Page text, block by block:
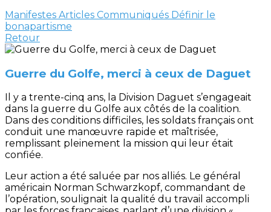
Manifestes Articles Communiqués Définir le
bonapartisme
Retour
Guerre du Golfe, merci à ceux de Daguet
Il y a trente-cinq ans, la Division Daguet s’engageait
dans la guerre du Golfe aux côtés de la coalition.
Dans des conditions difficiles, les soldats français ont
conduit une manœuvre rapide et maîtrisée,
remplissant pleinement la mission qui leur était
confiée.
Leur action a été saluée par nos alliés. Le général
américain Norman Schwarzkopf, commandant de
l’opération, soulignait la qualité du travail accompli